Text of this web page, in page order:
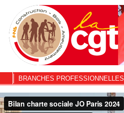
BRANCHES PROFESSIONNELLES